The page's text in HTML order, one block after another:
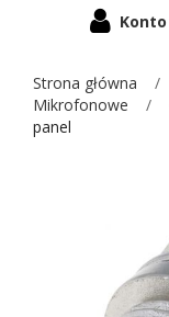
Konto
Strona główna
Mikrofonowe
panel